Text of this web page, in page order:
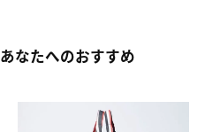
あなたへのおすすめ